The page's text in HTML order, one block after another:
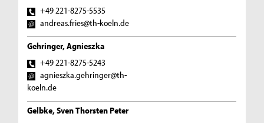
+49 221-8275-5535
andreas.fries@th-koeln.de
Gehringer, Agnieszka
+49 221-8275-5243
agnieszka.gehringer@th-
koeln.de
Gelbke, Sven Thorsten Peter